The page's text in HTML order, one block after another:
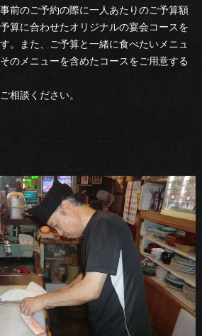
前のご予約の際に一人あたりのご予算額
算に合わせたオリジナルの宴会コースを
。また、ご予算と一緒に食べたいメニュ
のメニューを含めたコースをご用意する
相談ください。